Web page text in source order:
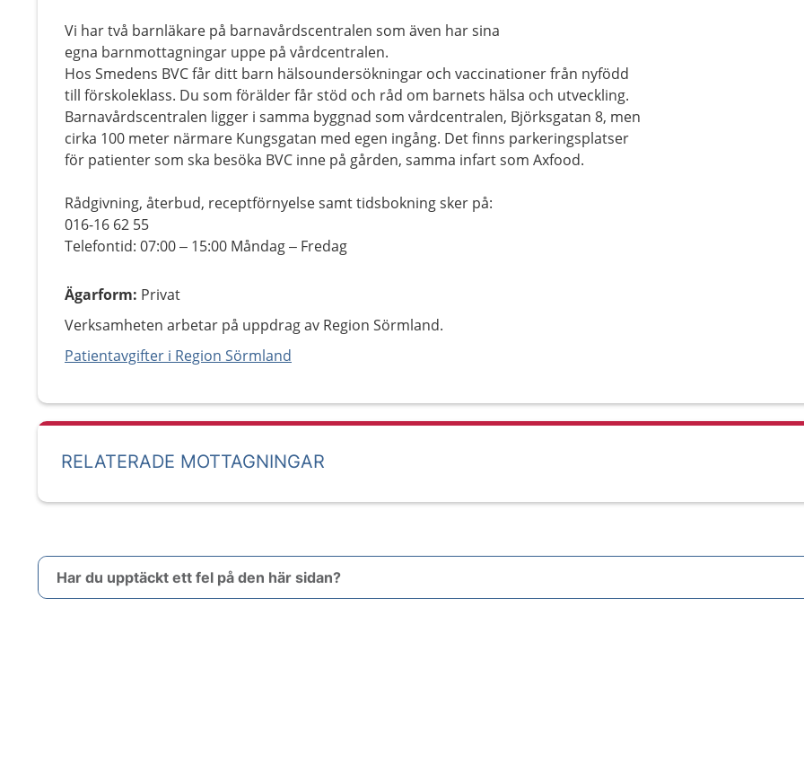
Vi har två barnläkare på barnavårdscentralen som även har sina
egna barnmottagningar uppe på vårdcentralen.
Hos Smedens BVC får ditt barn hälsoundersökningar och vaccinationer från nyfödd
till förskoleklass. Du som förälder får stöd och råd om barnets hälsa och utveckling.
Barnavårdscentralen ligger i samma byggnad som vårdcentralen, Björksgatan 8, men
cirka 100 meter närmare Kungsgatan med egen ingång. Det finns parkeringsplatser
för patienter som ska besöka BVC inne på gården, samma infart som Axfood.
Rådgivning, återbud, receptförnyelse samt tidsbokning sker på:
016-16 62 55
Telefontid: 07:00 – 15:00 Måndag – Fredag
Ägarform: Privat
Verksamheten arbetar på uppdrag av Region Sörmland.
Patientavgifter i Region Sörmland
RELATERADE MOTTAGNINGAR
Har du upptäckt ett fel på den här sidan?